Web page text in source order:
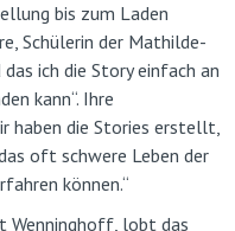
bis zum Laden
Schülerin der Mathilde-
ich die Story einfach an
kann“. Ihre
haben die Stories erstellt,
oft schwere Leben der
können.“
Wenninghoff, lobt das